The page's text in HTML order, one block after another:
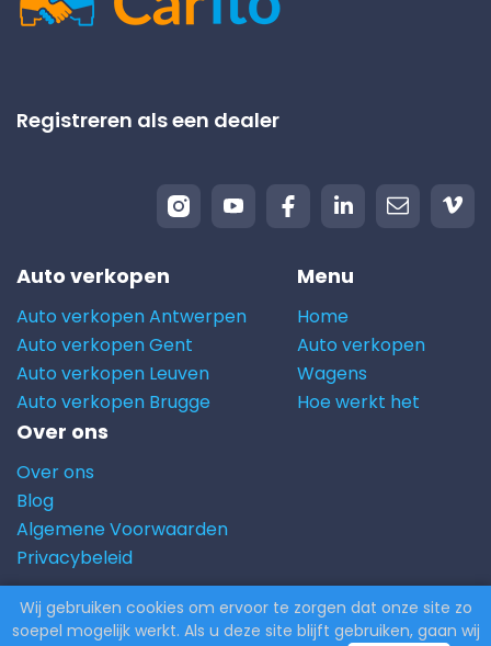
Registreren als een dealer
Auto verkopen
Auto verkopen Antwerpen
Auto verkopen Gent
Auto verkopen Leuven
Auto verkopen Brugge
Menu
Home
Auto verkopen
Wagens
Hoe werkt het
Over ons
Over ons
Blog
Algemene Voorwaarden
Privacybeleid
© 2026 Carito.com. | Alle rechten voorbehouden |
Wij gebruiken cookies om ervoor te zorgen dat onze site zo
soepel mogelijk werkt. Als u deze site blijft gebruiken, gaan wij